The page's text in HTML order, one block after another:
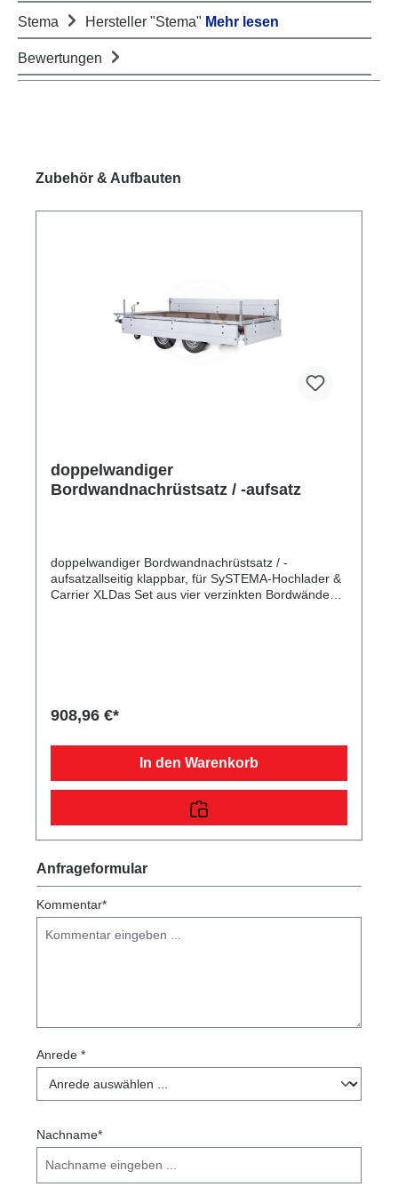
Stema Hersteller "Stema" Mehr lesen
Bewertungen
Produktgalerie überspringen
Zubehör & Aufbauten
doppelwandiger
Bordwandnachrüstsatz / -aufsatz
doppelwandiger Bordwandnachrüstsatz / -
aufsatzallseitig klappbar, für SySTEMA-Hochlader &
Carrier XLDas Set aus vier verzinkten Bordwänden
angegebenen Höhe handelt es sich um das Maß
bzw. von der Oberkante Bordwand bis zur
Oberkante des Aufsatzes. Im Lieferumfang sind alle
Federstecker und PVC-Sicherungsbändchen
(Einsatz bis 07/2013) müssen zusätzliche
gegenwärtigen bzw. die, zur Zeit aktuellen
nicht automatisch zu STEMA Anhängerbaureihen
älterer Fertigungsjahre, da alle Artikel einer
ständigen Weiterentwicklung im Sinne des
technischen Fortschritts unterliegen. Im Zweifelsfall
908,96 €*
In den Warenkorb
Anfrageformular
Kommentar*
Anrede *
Nachname*